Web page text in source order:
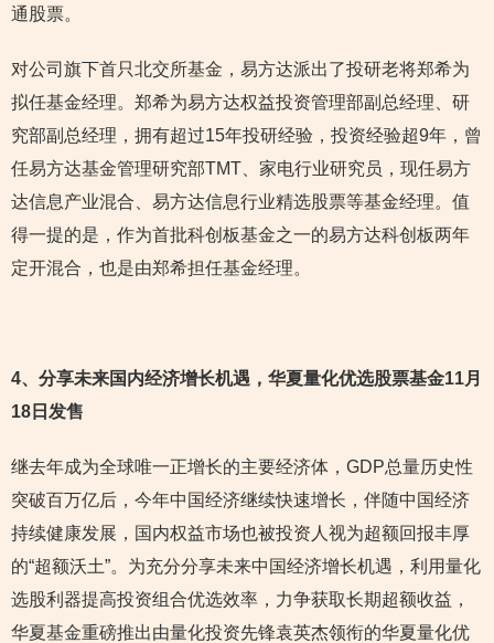
通股票。
对公司旗下首只北交所基金，易方达派出了投研老将郑希为
拟任基金经理。郑希为易方达权益投资管理部副总经理、研
究部副总经理，拥有超过15年投研经验，投资经验超9年，曾
任易方达基金管理研究部TMT、家电行业研究员，现任易方
达信息产业混合、易方达信息行业精选股票等基金经理。值
得一提的是，作为首批科创板基金之一的易方达科创板两年
定开混合，也是由郑希担任基金经理。
4、分享未来国内经济增长机遇，华夏量化优选股票基金11月
18日发售
继去年成为全球唯一正增长的主要经济体，GDP总量历史性
突破百万亿后，今年中国经济继续快速增长，伴随中国经济
持续健康发展，国内权益市场也被投资人视为超额回报丰厚
的“超额沃土”。为充分分享未来中国经济增长机遇，利用量化
选股利器提高投资组合优选效率，力争获取长期超额收益，
华夏基金重磅推出由量化投资先锋袁英杰领衔的华夏量化优